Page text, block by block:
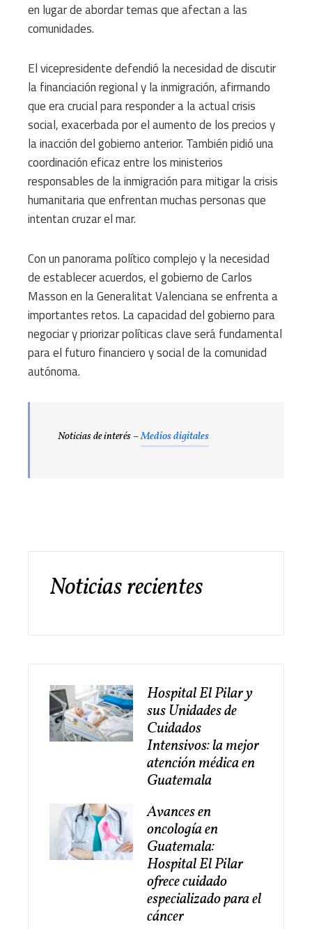
en lugar de abordar temas que afectan a las
comunidades.
El vicepresidente defendió la necesidad de discutir
la financiación regional y la inmigración, afirmando
que era crucial para responder a la actual crisis
social, exacerbada por el aumento de los precios y
la inacción del gobierno anterior. También pidió una
coordinación eficaz entre los ministerios
responsables de la inmigración para mitigar la crisis
humanitaria que enfrentan muchas personas que
intentan cruzar el mar.
Con un panorama político complejo y la necesidad
de establecer acuerdos, el gobierno de Carlos
Masson en la Generalitat Valenciana se enfrenta a
importantes retos. La capacidad del gobierno para
negociar y priorizar políticas clave será fundamental
para el futuro financiero y social de la comunidad
autónoma.
Noticias de interés –Medios digitales
Noticias recientes
Hospital El Pilar y
sus Unidades de
Cuidados
Intensivos: la mejor
atención médica en
Guatemala
Avances en
oncología en
Guatemala:
Hospital El Pilar
ofrece cuidado
especializado para el
cáncer